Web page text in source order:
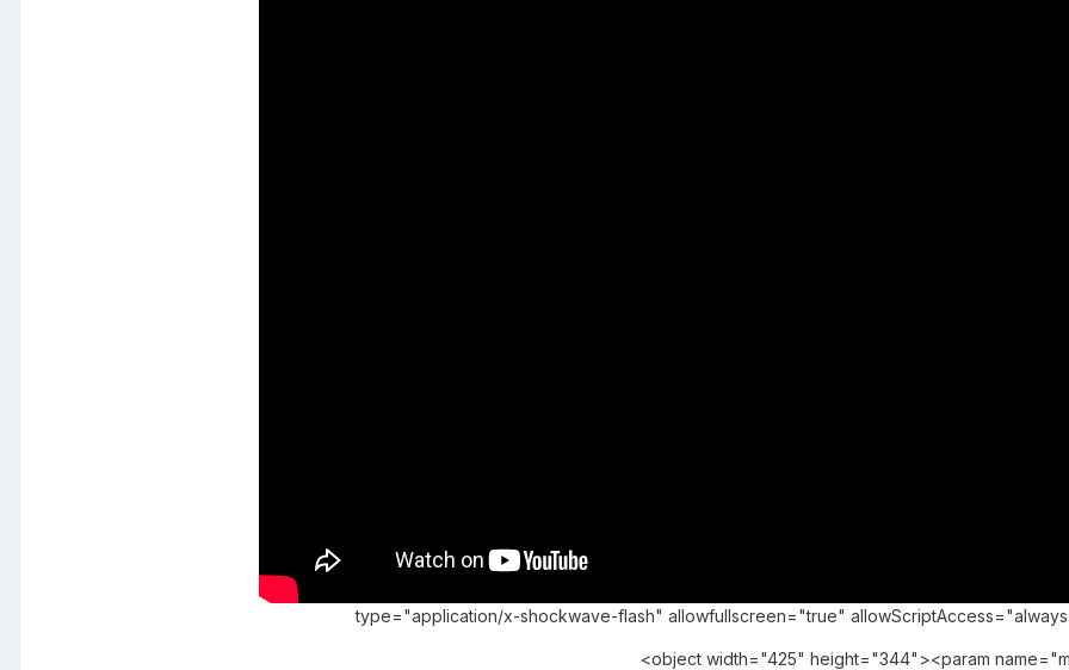
type="application/x-shockwave-flash" allowfullscreen="true"
<object width="425" height="344"><param